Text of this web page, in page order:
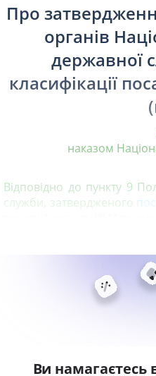
Про
органів
державної
класифікації
наказом
Відповідно до пункту 9
служби, затвердженого
Ви намагаєтесь